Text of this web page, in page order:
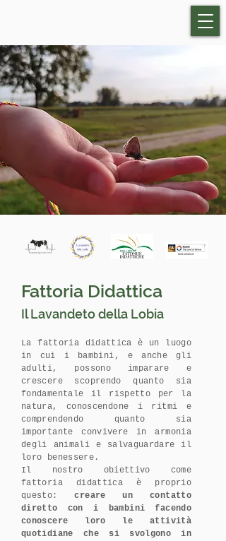
Fattoria Didattica
Il Lavandeto della Lobia
La fattoria didattica è un luogo
in cui i bambini, e anche gli
adulti, possono imparare e
crescere scoprendo quanto sia
fondamentale il rispetto per la
natura, conoscendone i ritmi e
comprendendo quanto sia
importante convivere in armonia
degli animali e salvaguardare il
loro benessere.
Il nostro obiettivo come
fattoria didattica è proprio
questo:creare un contatto
diretto con i bambini facendo
conoscere loro le attività
quotidiane che si svolgono in